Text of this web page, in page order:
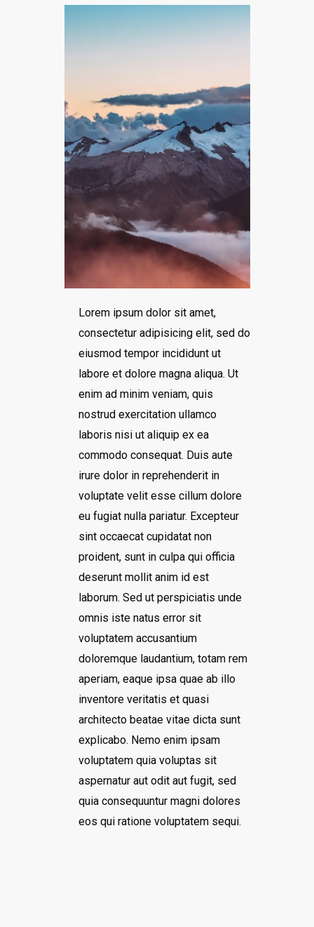
Lorem ipsum dolor sit amet,
consectetur adipisicing elit, sed do
eiusmod tempor incididunt ut
labore et dolore magna aliqua. Ut
enim ad minim veniam, quis
nostrud exercitation ullamco
laboris nisi ut aliquip ex ea
commodo consequat. Duis aute
irure dolor in reprehenderit in
voluptate velit esse cillum dolore
eu fugiat nulla pariatur. Excepteur
sint occaecat cupidatat non
proident, sunt in culpa qui officia
deserunt mollit anim id est
laborum. Sed ut perspiciatis unde
omnis iste natus error sit
voluptatem accusantium
doloremque laudantium, totam rem
aperiam, eaque ipsa quae ab illo
inventore veritatis et quasi
architecto beatae vitae dicta sunt
explicabo. Nemo enim ipsam
voluptatem quia voluptas sit
aspernatur aut odit aut fugit, sed
quia consequuntur magni dolores
eos qui ratione voluptatem sequi.